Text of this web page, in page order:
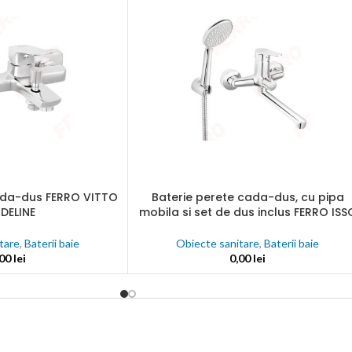
dus FERRO VITTO
, Baterii baie
lei
ADAUGĂ ÎN COȘ
Baterie perete cada-dus, cu pipa
mobila si set de dus inclus FERRO
Obiecte sanitare, Baterii baie
0,00lei